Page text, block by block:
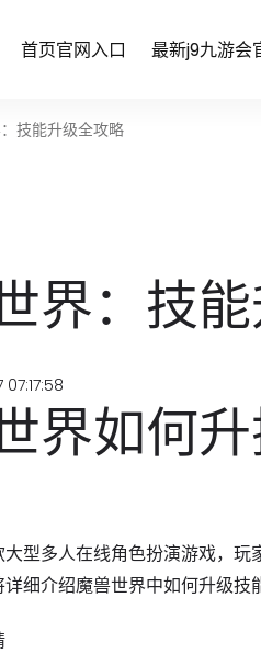
首页官网入口 最新j9九游会
技能升级全攻略
界：技
界如何
型多人在线角色扮演游戏，
细介绍魔兽世界中如何升级技